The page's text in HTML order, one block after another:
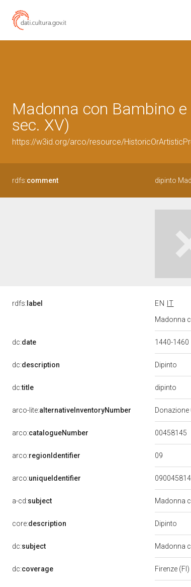
Madonna con Bambino
sec. XV)
https://w3id.org/arco/resource/
rdfs:comment dipinto
rdfs: label EN
IT
Madonna
dc:date 1440-1460
dc:description Dipinto
dc:title dipinto
arco-lite:alternativeInventoryNumber
arco:catalogueNumber 00458145
arco:regionIdentifier 09
arco:uniqueIdentifier
a-cd:subject Madonna
core:description Dipinto
dc:subject Madonna
dc:coverage Firenze (FI)